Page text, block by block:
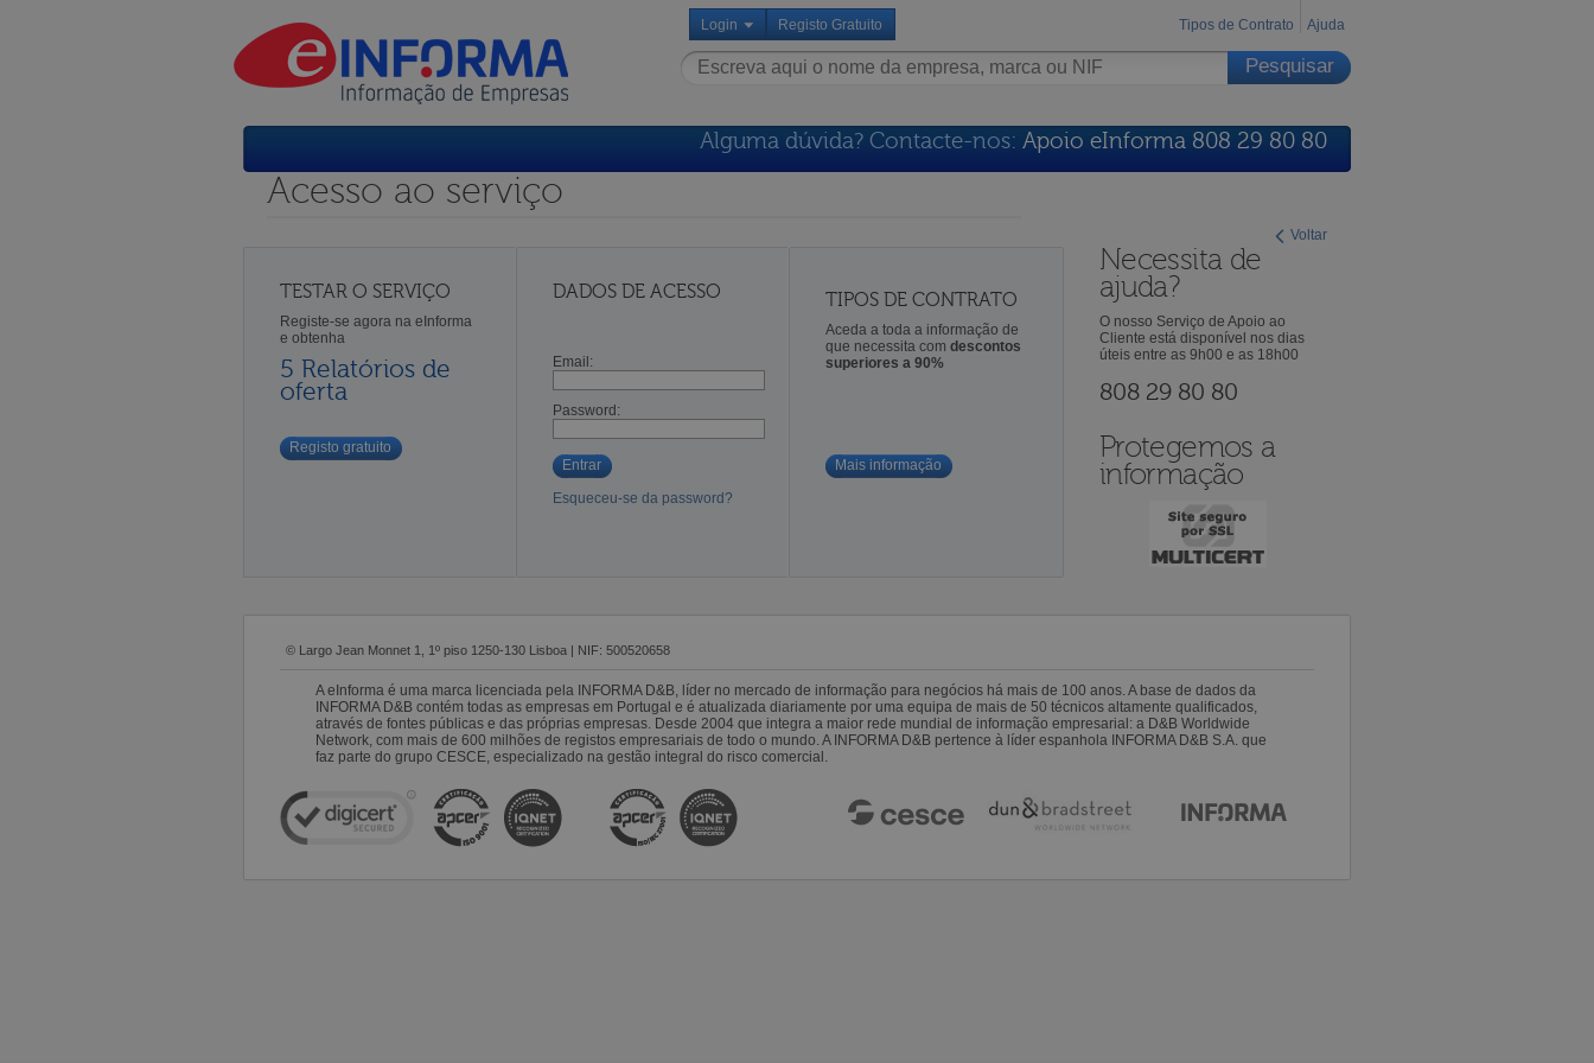
Login Registo Gratuito Tipos de Contrato Ajuda
Alguma dúvida? Contacte-nos: Apoio eInforma 808 29 80 80
Voltar
Acesso ao serviço
TESTAR O SERVIÇO
Registe-se agora na eInforma
e obtenha
5 Relatórios de
oferta
Registo gratuito
DADOS DE ACESSO
Email:
Password:
Entrar
Esqueceu-se da password?
TIPOS DE CONTRATO
Aceda a toda a informação de
que necessita comdescontos
superiores a 90%
Mais informação
Necessita de
ajuda?
O nosso Serviço de Apoio ao
Cliente está disponível nos dias
úteis entre as 9h00 e as 18h00
808 29 80 80
Protegemos a
informação
© Largo Jean Monnet 1, 1º piso 1250-130 Lisboa | NIF: 500520658
A eInforma é uma marca licenciada pela INFORMA D&B, líder no mercado de informação para negócios há mais de 100 anos. A base de dados da
INFORMA D&B contém todas as empresas em Portugal e é atualizada diariamente por uma equipa de mais de 50 técnicos altamente qualificados,
através de fontes públicas e das próprias empresas. Desde 2004 que integra a maior rede mundial de informação empresarial: a D&B Worldwide
Network, com mais de 600 milhões de registos empresariais de todo o mundo. A INFORMA D&B pertence à líder espanhola INFORMA D&B S.A. que
faz parte do grupo CESCE, especializado na gestão integral do risco comercial.